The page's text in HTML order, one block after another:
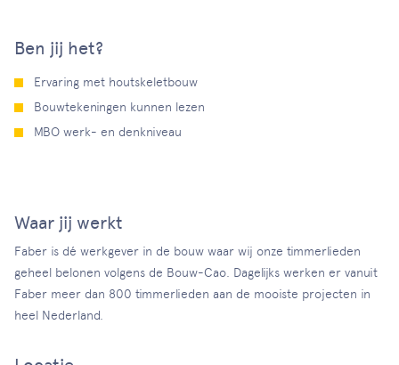
Ben jij het?
Ervaring met houtskeletbouw
Bouwtekeningen kunnen lezen
MBO werk- en denkniveau
Waar jij werkt
Faber is dé werkgever in de bouw waar wij onze timmerlieden
geheel belonen volgens de Bouw-Cao. Dagelijks werken er vanuit
Faber meer dan 800 timmerlieden aan de mooiste projecten in
heel Nederland.